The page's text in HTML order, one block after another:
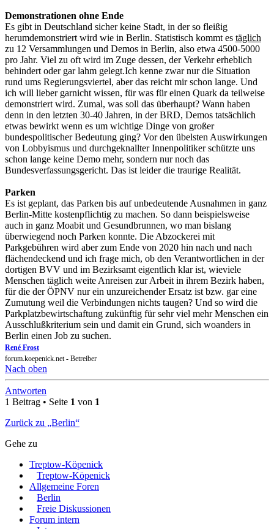
Demonstrationen ohne Ende
Es gibt in Deutschland sicher keine Stadt, in der so fleißig
herumdemonstriert wird wie in Berlin. Statistisch kommt es täglich
zu 12 Versammlungen und Demos in Berlin, also etwa 4500-5000
pro Jahr. Viel zu oft wird im Zuge dessen, der Verkehr erheblich
behindert oder gar lahm gelegt.Ich kenne zwar nur die Situation
rund ums Regierungsviertel, aber das reicht mir schon lange. Und
ich will lieber garnicht wissen, für was für einen Quark da teilweise
demonstriert wird. Zumal, was soll das überhaupt? Wann haben
denn in den letzten 30-40 Jahren, in der BRD, Demos tatsächlich
etwas bewirkt wenn es um wichtige Dinge von großer
bundespolitischer Bedeutung ging? Vor den übelsten Auswirkungen
von Lobbyismus und durchgeknallter Innenpolitiker schützte uns
schon lange keine Demo mehr, sondern nur noch das
Bundesverfassungsgericht. Das ist leider die traurige Realität.
Parken
Es ist geplant, das Parken bis auf unbedeutende Ausnahmen in ganz
Berlin-Mitte kostenpflichtig zu machen. So dann beispielsweise
auch in ganz Moabit und Gesundbrunnen, wo man bislang
überwiegend noch Parken konnte. Die Abzockerei mit
Parkgebühren wird aber zum Ende von 2020 hin nach und nach
flächendeckend und ich frage mich, ob den Verantwortlichen in der
dortigen BVV und im Bezirksamt eigentlich klar ist, wieviele
Menschen täglich weite Anreisen zur Arbeit in ihrem Bezirk haben,
für die der ÖPNV nur ein unzureichender Ersatz ist bzw. gar eine
Zumutung weil die Verbindungen nichts taugen? Und so wird die
Parkplatzbewirtschaftung zukünftig für sehr viel mehr Menschen ein
Ausschlußkriterium sein und damit ein Grund, sich woanders in
Berlin einen Job zu suchen.
René Frost
forum.koepenick.net - Betreiber
Nach oben
Antworten
1 Beitrag • Seite 1 von 1
Zurück zu „Berlin“
Gehe zu
Treptow-Köpenick
Treptow-Köpenick
Allgemeine Foren
Berlin
Freie Diskussionen
Forum intern